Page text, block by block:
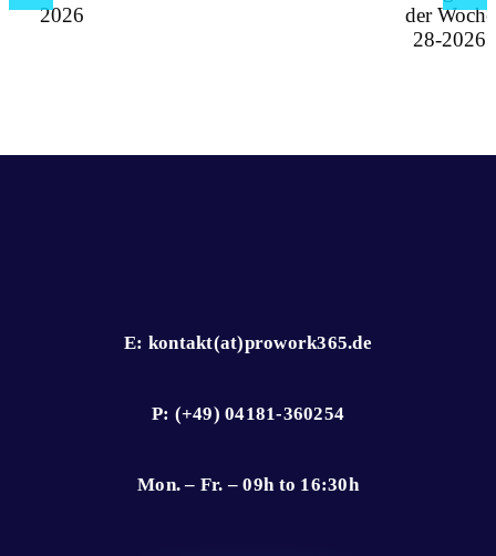
E: kontakt(at)prowork365.de
P: (+49) 04181-360254
Mon. – Fr. – 09h to 16:30h